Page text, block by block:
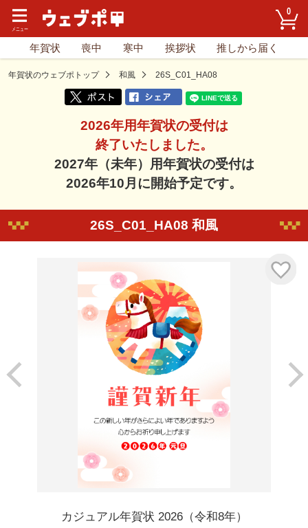
0
年賀状 喪中 寒中 挨拶状 推しから届く
年賀状のウェブポトップ 和風 26S_C01_HA08
2026年用年賀状の受付は
終了いたしました。
2027年（未年）用年賀状の受付は
2026年10月に開始予定です。
26S_C01_HA08 和風
カジュアル年賀状 2026（令和8年）